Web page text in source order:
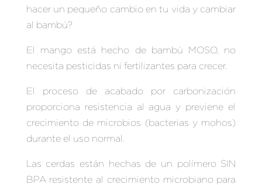
hacer un pequeño cambio en tu vida y cambiar
al bambú?
El mango está hecho de bambú MOSO, no
necesita pesticidas ni fertilizantes para crecer.
El proceso de acabado
por carbonización
proporciona resistencia al agua y previene el
crecimiento de microbios (bacterias y mohos)
durante el uso normal.
Las cerdas están hechas de un polímero SIN
BPA resistente al crecimiento microbiano para